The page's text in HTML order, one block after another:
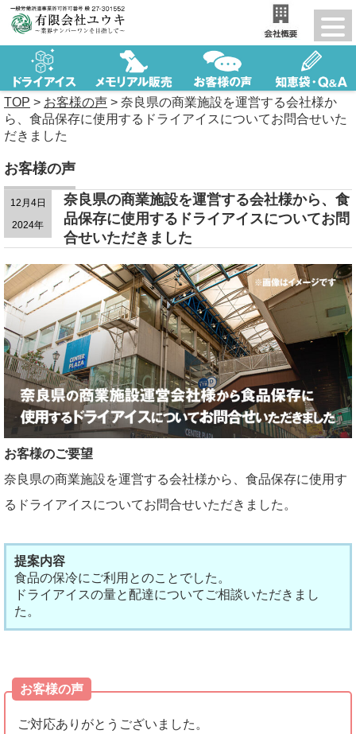
TOP > お客様の声 > 奈良県の商業施設を運営する会社様か
ら、食品保存に使用するドライアイスについてお問合せいた
だきました
お客様の声
12月4日
2024年
奈良県の商業施設を運営する会社様から、食
品保存に使用するドライアイスについてお問
合せいただきました
お客様のご要望
奈良県の商業施設を運営する会社様から、食品保存に使用す
るドライアイスについてお問合せいただきました。
提案内容
食品の保冷にご利用とのことでした。
ドライアイスの量と配達についてご相談いただきまし
た。
お客様の声
ご対応ありがとうございました。